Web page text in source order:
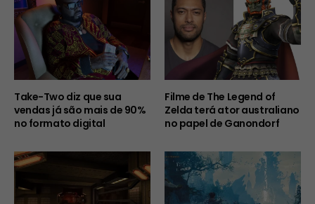
Take-Two diz que sua
vendas já são mais de 90%
no formato digital
Filme de The Legend of
Zelda terá ator australiano
no papel de Ganondorf